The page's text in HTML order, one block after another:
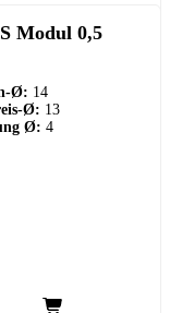
Modul 0,5
Ø: 14
Ø: 13
Ø: 4